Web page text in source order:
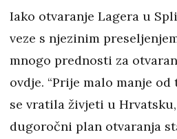
Iako otvaranje Lagera u
veze s njezinim
mnogo prednosti za
ovdje. “Prije malo manje
se vratila živjeti u
dugoročni plan otvaranja